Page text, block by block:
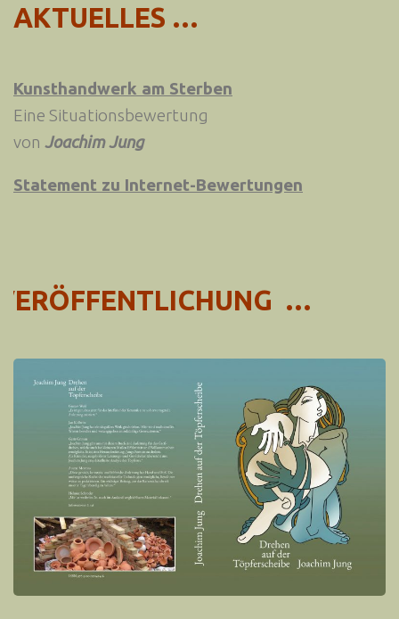
…
Kunsthandwerk am Sterben
Eine Situationsbewertung
von Joachim Jung
Statement zu Internet-Bewertungen
…